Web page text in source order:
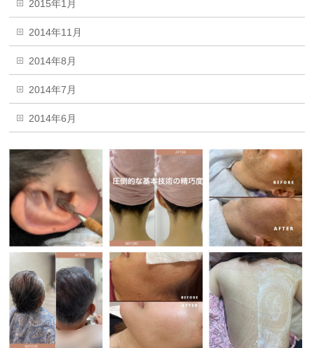
2015年1月
2014年11月
2014年8月
2014年7月
2014年6月